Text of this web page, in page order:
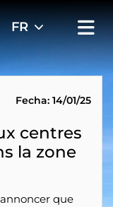
Fecha: 14/01/25
centres
la zone
que